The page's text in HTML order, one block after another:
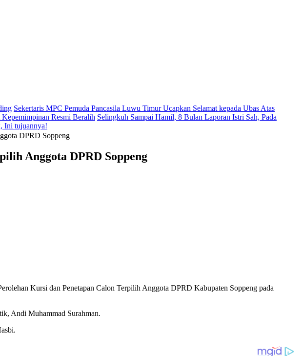
Sekertaris MPC Pemuda Pancasila Luwu Timur Ucapkan Selamat kepada Ubas Atas
Resmi Beralih Selingkuh Sampai Hamil, 8 Bulan Laporan Istri Sah, Pada
Ini tujuannya!
DPRD Soppeng
Anggota DPRD Soppeng
Kursi dan Penetapan Calon Terpilih Anggota DPRD Kabupaten Soppeng pada
Andi Muhammad Surahman.